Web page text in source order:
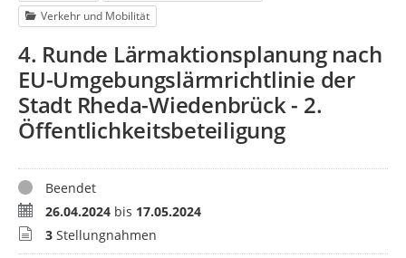
Verkehr und Mobilität
4. Runde Lärmaktionsplanung nach
EU-Umgebungslärmrichtlinie der
Stadt Rheda-Wiedenbrück - 2.
Öffentlichkeitsbeteiligung
StatusBeendet
Zeitraum26.04.2024 bis 17.05.2024
Stellungnahmen
3 Stellungnahmen